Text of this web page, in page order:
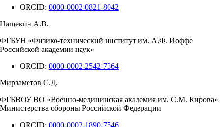
ORCID: 0000-0002-0821-8042
Нащекин А.В.
ФГБУН «Физико-технический институт им. А.Ф. Иоффе
Российской академии наук»
ORCID: 0000-0002-2542-7364
Мирзаметов С.Д.
ФГБВОУ ВО «Военно-медицинская академия им. С.М. Кирова»
Министерства обороны Российской Федерации
ORCID: 0000-0002-1890-7546